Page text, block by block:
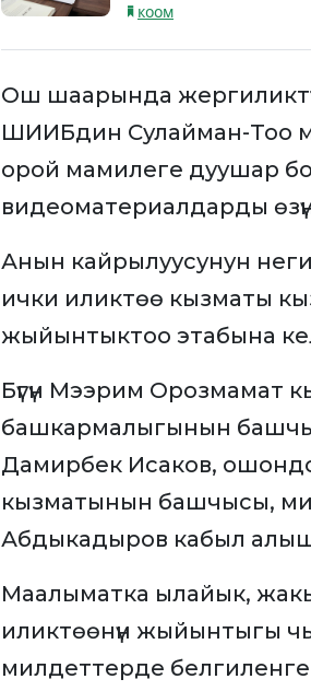
коом
Ош шаарында
ШИИБдин Сулайман-Тоо
орой мамилеге дуушар
видеоматериалдарды
Анын кайрылуусунун
ички иликтөө кызматы
жыйынтыктоо этабына
Бүгүн Мээрим
башкармалыгынын
Дамирбек Исаков,
кызматынын башчысы,
Абдыкадыров кабыл
Маалыматка ылайык,
иликтөөнүн жыйынтыгы
милдеттерде